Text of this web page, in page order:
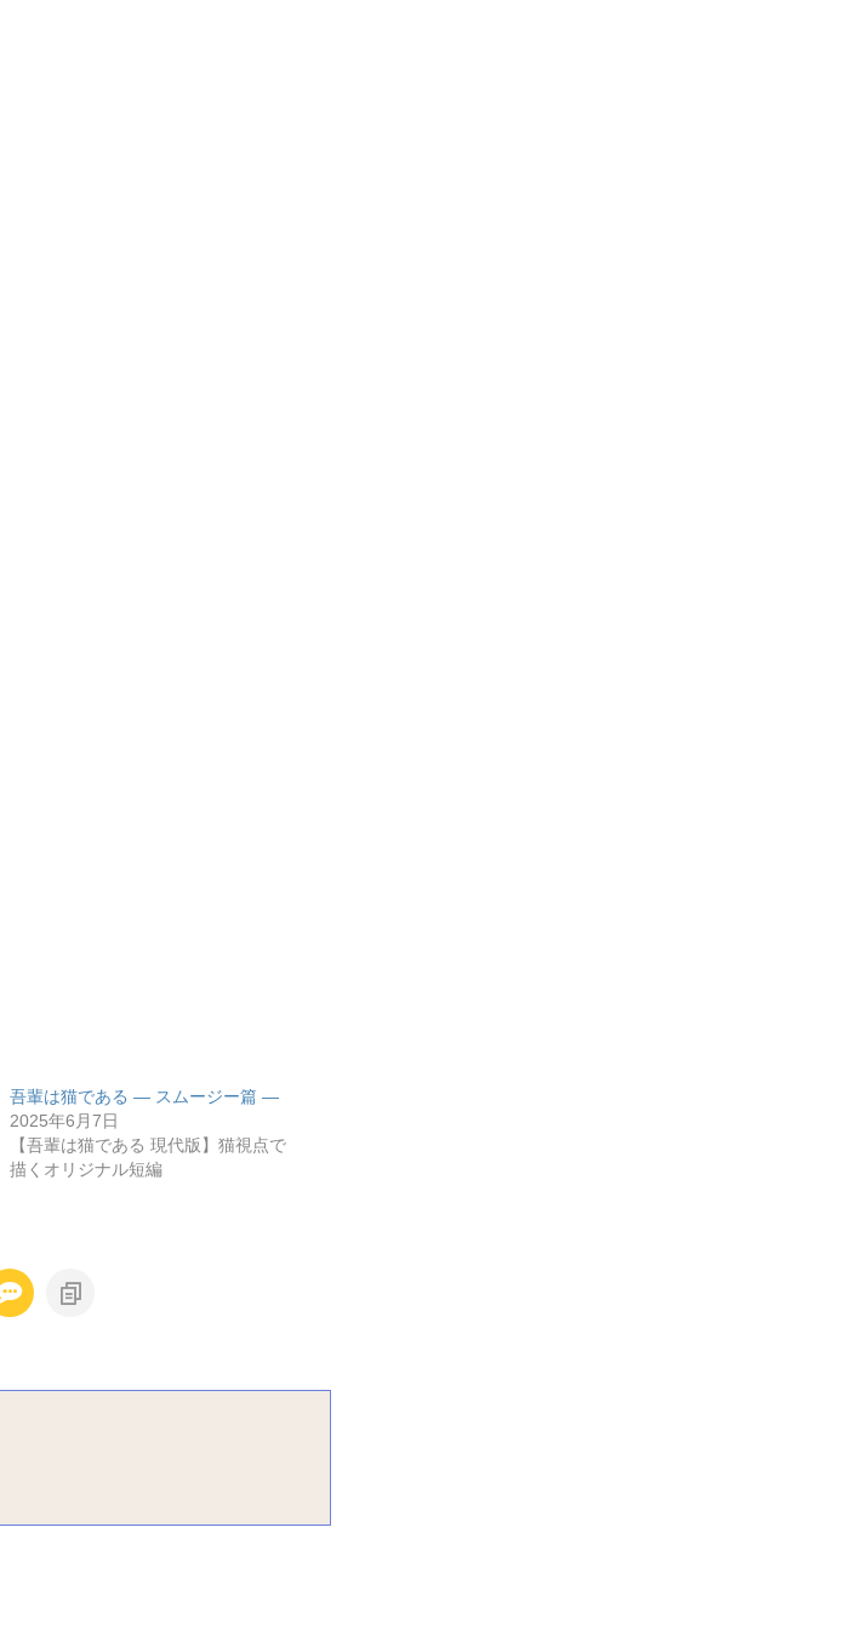
吾輩は猫である ― スムージー篇 ―
2025年6月7日
【吾輩は猫である 現代版】猫視点で
描くオリジナル短編